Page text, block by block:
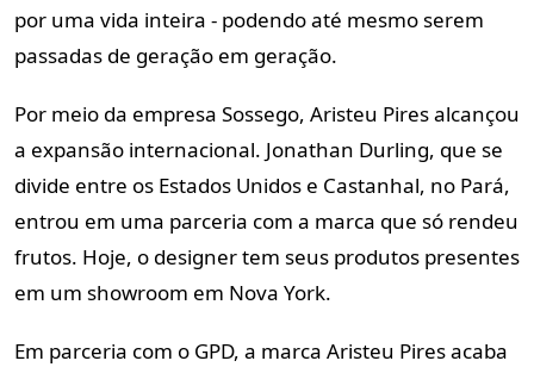
por uma vida inteira - podendo até mesmo serem
passadas de geração em geração.
Por meio da empresa Sossego, Aristeu Pires alcançou
a expansão internacional. Jonathan Durling, que se
divide entre os Estados Unidos e Castanhal, no Pará,
entrou em uma parceria com a marca que só rendeu
frutos. Hoje, o designer tem seus produtos presentes
em um showroom em Nova York.
Em parceria com o GPD, a marca Aristeu Pires acaba